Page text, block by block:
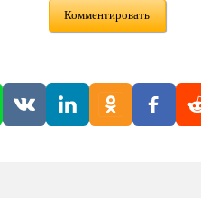
Комментировать